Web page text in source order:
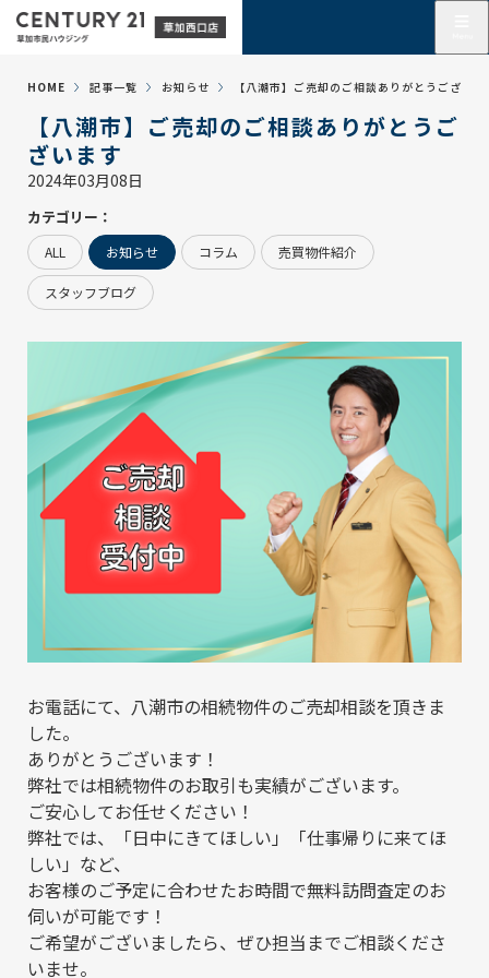
HOME 記事一覧 お知らせ 【八潮市】ご売却のご相談ありがとうございま
【八潮市】ご売却のご相談ありがとうご
ざいます
2024年03月08日
カテゴリー：
ALL お知らせ コラム 売買物件紹介
スタッフブログ
お電話にて、八潮市の相続物件のご売却相談を頂きま
した。
ありがとうございます！
弊社では相続物件のお取引も実績がございます。
ご安心してお任せください！
弊社では、「日中にきてほしい」「仕事帰りに来てほ
しい」など、
お客様のご予定に合わせたお時間で無料訪問査定のお
伺いが可能です！
ご希望がございましたら、ぜひ担当までご相談くださ
いませ。